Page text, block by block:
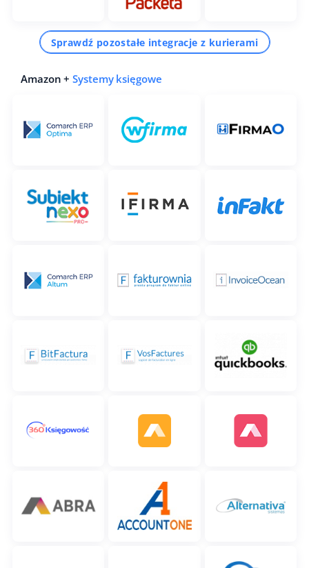
Sprawdź pozostałe integracje z kurierami
Amazon +Systemy księgowe